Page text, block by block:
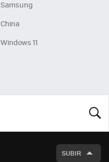
Samsung
China
Windows 11
SUBIR